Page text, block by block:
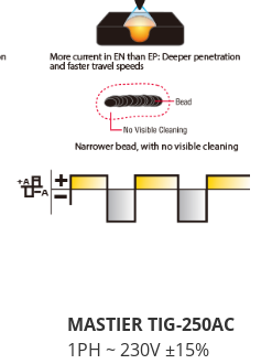
MASTIER TIG-250AC
1PH ~ 230V ±15%